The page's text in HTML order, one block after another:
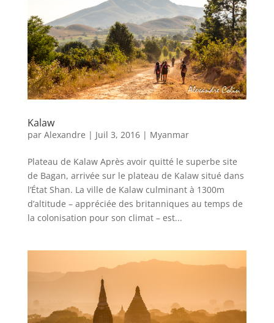
Kalaw
par Alexandre | Juil 3, 2016| Myanmar
Plateau de Kalaw Après avoir quitté le superbe site
de Bagan, arrivée sur le plateau de Kalaw situé dans
l’État Shan. La ville de Kalaw culminant à 1300m
d’altitude – appréciée des britanniques au temps de
la colonisation pour son climat – est...